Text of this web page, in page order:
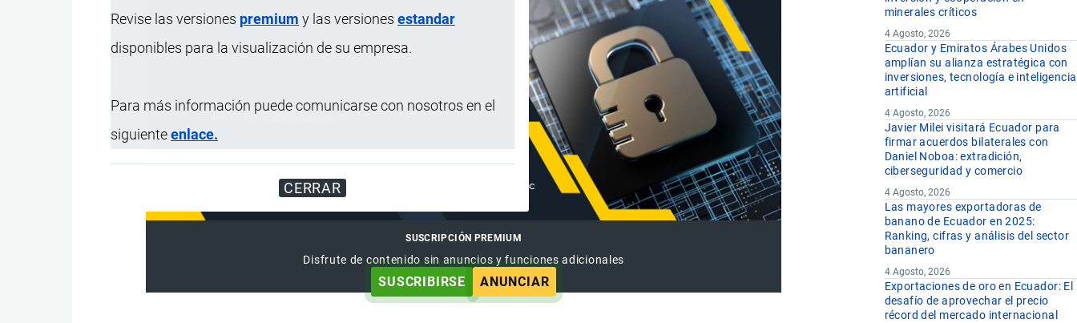
Revise las versiones premium y las versiones estandar
disponibles para la visualización de su empresa.
Para más información puede comunicarse con nosotros en el
siguienteenlace.
CERRAR
SUSCRIPCIÓN PREMIUM
Disfrute de contenido sin anuncios y funciones adicionales
SUSCRIBIRSE ANUNCIAR
minerales críticos
4 Agosto, 2026
Ecuador y Emiratos Árabes Unidos
amplían su alianza estratégica con
inversiones, tecnología e inteligencia
artificial
4 Agosto, 2026
Javier Milei visitará Ecuador para
firmar acuerdos bilaterales con
Daniel Noboa: extradición,
ciberseguridad y comercio
4 Agosto, 2026
Las mayores exportadoras de
banano de Ecuador en 2025:
Ranking, cifras y análisis del sector
bananero
4 Agosto, 2026
Exportaciones de oro en Ecuador: El
desafío de aprovechar el precio
récord del mercado internacional